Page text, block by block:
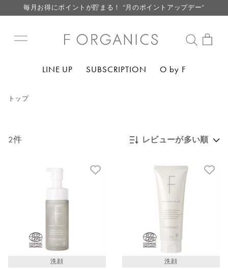
毎月お得にポイントが貯まる！ “月のポイントアップデー”
【重要】F ORGANICS Websiteの統合に関するお知らせ
毎月お得にポイントが貯まる！ “月のポイントアップデー”
LINE UP SUBSCRIPTION O by F
トップ
2件 レビューが多い順
レビューが多い順
レビュー評価が高い順
洗顔 洗顔